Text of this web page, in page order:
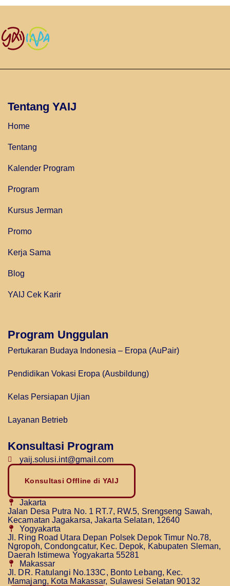
Tentang YAIJ
Home
Tentang
Kalender Program
Program
Kursus Jerman
Promo
Kerja Sama
Blog
YAIJ Cek Karir
Program Unggulan
Pertukaran Budaya Indonesia – Eropa (AuPair)
Pendidikan Vokasi Eropa (Ausbildung)
Kelas Persiapan Ujian
Layanan Betrieb
Konsultasi Program
yaij.solusi.int@gmail.com
Konsultasi Offline di YAIJ
Jakarta
Jalan Desa Putra No. 1 RT.7, RW.5, Srengseng Sawah,
Kecamatan Jagakarsa, Jakarta Selatan, 12640
Yogyakarta
Jl. Ring Road Utara Depan Polsek Depok Timur No.78,
Ngropoh, Condongcatur, Kec. Depok, Kabupaten Sleman,
Daerah Istimewa Yogyakarta 55281
Makassar
Jl. DR. Ratulangi No.133C, Bonto Lebang, Kec.
Mamajang, Kota Makassar, Sulawesi Selatan 90132